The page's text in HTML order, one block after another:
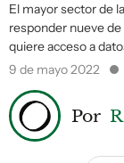
El mayor sector de
responder nueve
quiere acceso a
9 de mayo 2022
Por